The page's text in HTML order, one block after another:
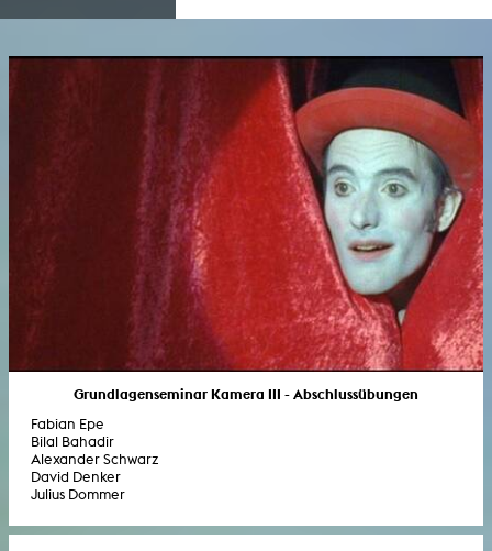
Grundlagenseminar Kamera III - Abschlussübungen
Fabian Epe
Bilal Bahadir
Alexander Schwarz
David Denker
Julius Dommer